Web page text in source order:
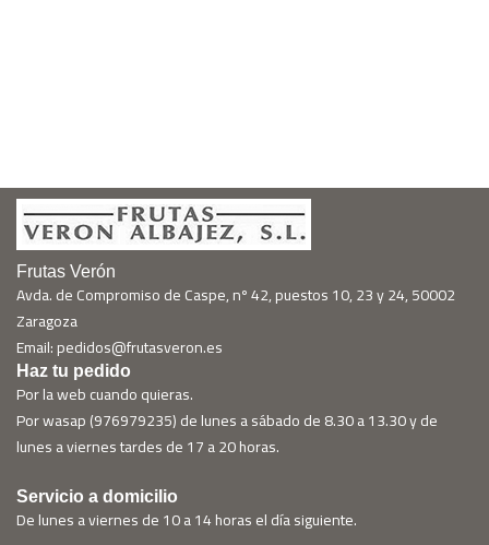
Frutas Verón
Avda. de Compromiso de Caspe, nº 42, puestos 10, 23 y 24, 50002
Zaragoza
Email: pedidos@frutasveron.es
Haz tu pedido
Por la web cuando quieras.
Por wasap (976979235) de lunes a sábado de 8.30 a 13.30 y de
lunes a viernes tardes de 17 a 20 horas.
Servicio a domicilio
De lunes a viernes de 10 a 14 horas el día siguiente.